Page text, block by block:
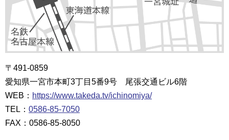
〒491-0859
愛知県一宮市本町3丁目5番9号 尾張交通ビル6階
WEB： https://www.takeda.tv/ichinomiya/
TEL： 0586-85-7050
FAX：0586-85-8050